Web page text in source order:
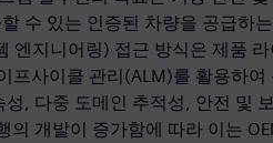
수 있는 인증된 차량을 공급하
엔지니어링) 접근 방식은 제품
프사이클 관리(ALM)를 활용하여
, 다중 도메인 추적성, 안전 및
의 개발이 증가함에 따라 이는